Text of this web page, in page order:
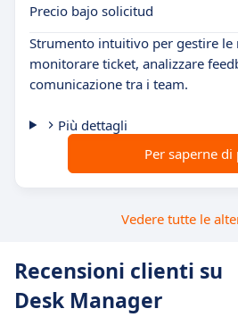
Precio bajo solicitud
Strumento intuitivo per gestire le
monitorare ticket, analizzare
comunicazione tra i team.
Più dettagli
Per saperne di
Vedere tutte le
Recensioni clienti su
Desk Manager